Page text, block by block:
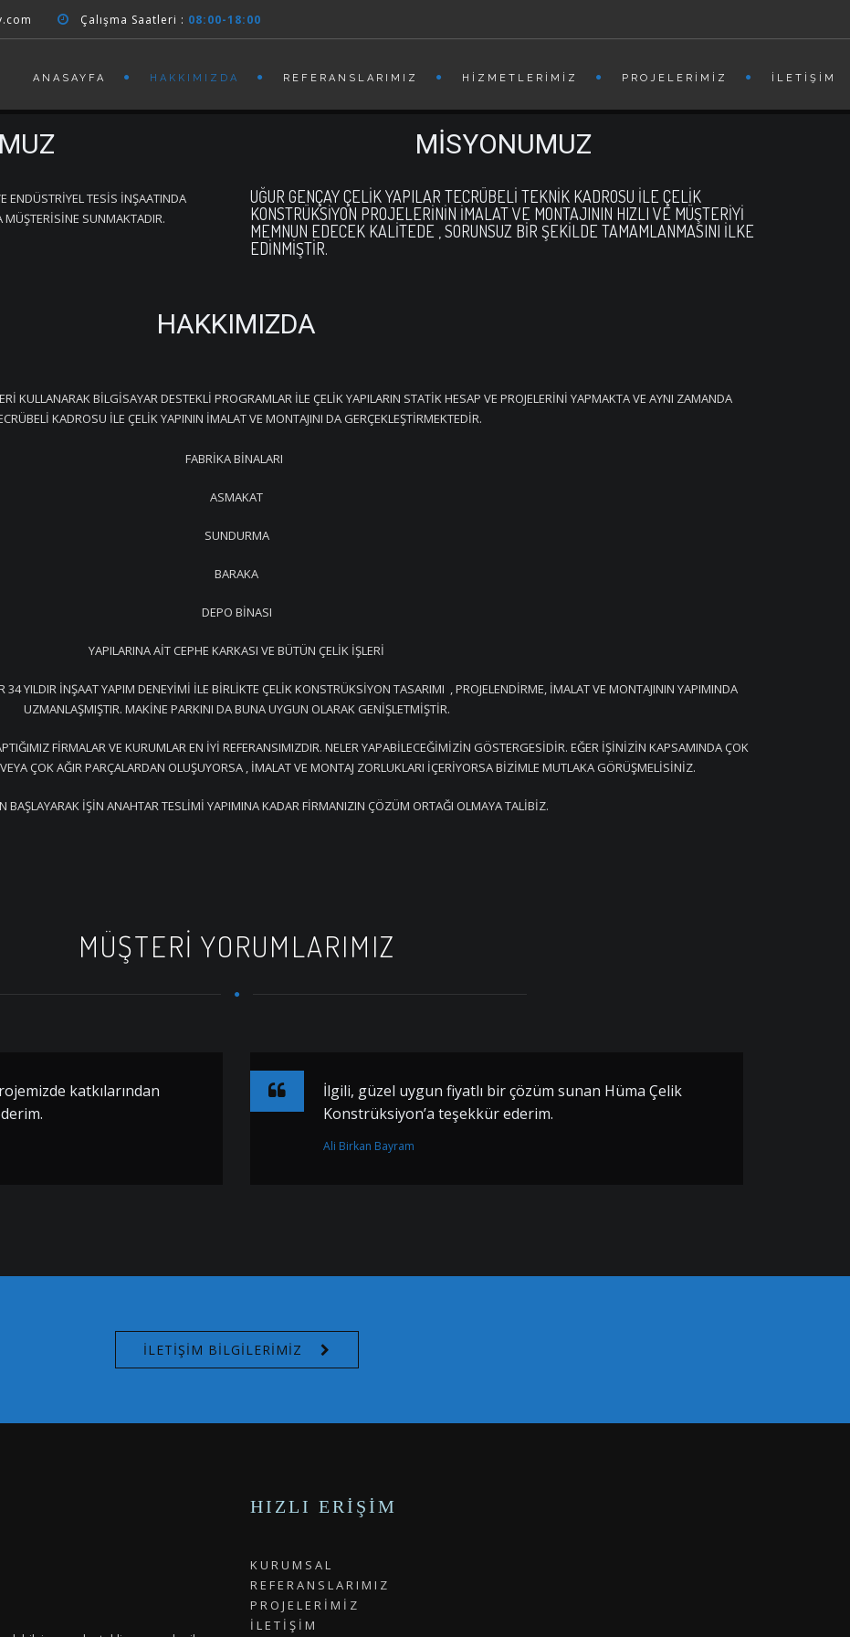
Çalışma Saatleri : 08:00-18:00
ANASAYFA HAKKIMIZDA REFERANSLARIMIZ HIZMETLERIMIZ PROJELERIMIZ İLETIŞIM
ENDÜSTRİYEL TESİS İNŞAATINDA
MÜŞTERİSİNE SUNMAKTADIR.
MİSYONUMUZ
UĞUR GENÇAY ÇELİK YAPILAR TECRÜBELİ TEKNİK KADROSU İLE ÇELİK
KONSTRÜKSİYON PROJELERİNİN İMALAT VE MONTAJININ HIZLI VE MÜŞTERİYİ
MEMNUN EDECEK KALİTEDE , SORUNSUZ BİR ŞEKİLDE TAMAMLANMASINI İLKE
EDİNMİŞTİR.
HAKKIMIZDA
KULLANARAK BİLGİSAYAR DESTEKLİ PROGRAMLAR İLE ÇELİK YAPILARIN STATİK HESAP VE PROJELERİNİ YAPMAKTA VE AYNI ZAMANDA
KADROSU İLE ÇELİK YAPININ İMALAT VE MONTAJINI DA GERÇEKLEŞTİRMEKTEDİR.
FABRİKA BİNALARI
ASMAKAT
SUNDURMA
BARAKA
DEPO BİNASI
YAPILARINA AİT CEPHE KARKASI VE BÜTÜN ÇELİK İŞLERİ
YILDIR İNŞAAT YAPIM DENEYİMİ İLE BİRLİKTE ÇELİK KONSTRÜKSİYON TASARIMI , PROJELENDİRME, İMALAT VE MONTAJININ YAPIMINDA
UZMANLAŞMIŞTIR. MAKİNE PARKINI DA BUNA UYGUN OLARAK GENİŞLETMİŞTİR.
FİRMALAR VE KURUMLAR EN İYİ REFERANSIMIZDIR. NELER YAPABİLECEĞİMİZİN GÖSTERGESİDİR. EĞER İŞİNİZİN KAPSAMINDA ÇOK
ÇOK AĞIR PARÇALARDAN OLUŞUYORSA , İMALAT VE MONTAJ ZORLUKLARI İÇERİYORSA BİZİMLE MUTLAKA GÖRÜŞMELİSİNİZ.
BAŞLAYARAK İŞİN ANAHTAR TESLİMİ YAPIMINA KADAR FİRMANIZIN ÇÖZÜM ORTAĞI OLMAYA TALİBİZ.
MÜŞTERI YORUMLARIMIZ
katkılarından
İlgili, güzel uygun fiyatlı bir çözüm sunan Hüma Çelik
Konstrüksiyon’a teşekkür ederim.
Ali Birkan Bayram
İLETIŞIM BILGILERIMIZ
HIZLI ERIŞIM
K U R U M S A L
R E F E R A N S L A R I M I Z
P R O J E L E R İ M İ Z
İ L E T İ Ş İ M